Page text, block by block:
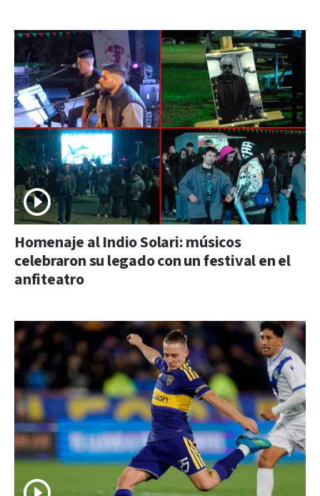
Homenaje al Indio Solari: músicos
celebraron su legado con un festival en el
anfiteatro